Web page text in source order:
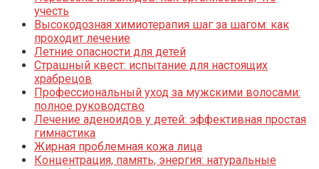
учесть
Высокодозная химиотерапия шаг за шагом: как
проходит лечение
Летние опасности для детей
Страшный квест: испытание для настоящих
храбрецов
Профессиональный уход за мужскими волосами:
полное руководство
Лечение аденоидов у детей: эффективная простая
гимнастика
Жирная проблемная кожа лица
Концентрация, память, энергия: натуральные